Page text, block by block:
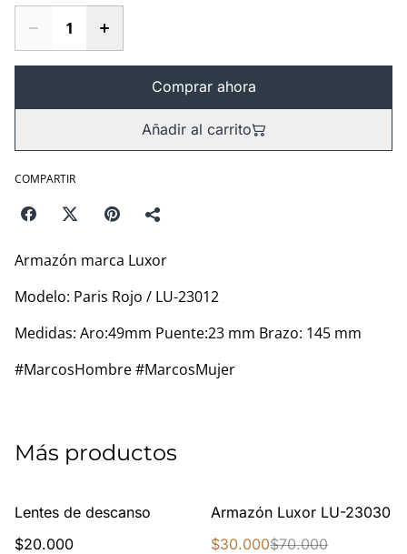
Comprar ahora
Añadir al carrito
COMPARTIR
Armazón marca Luxor
Modelo: Paris Rojo / LU-23012
Medidas: Aro:49mm Puente:23 mm Brazo: 145 mm
#MarcosHombre #MarcosMujer
Más productos
Lentes de descanso
$20.000
%
Armazón Luxor LU-23030
$30.000$70.000